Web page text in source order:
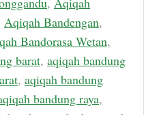
Aqiqah Bandengan,
Bandorasa Wetan,
barat, aqiqah bandung
, aqiqah bandung
bandung raya,